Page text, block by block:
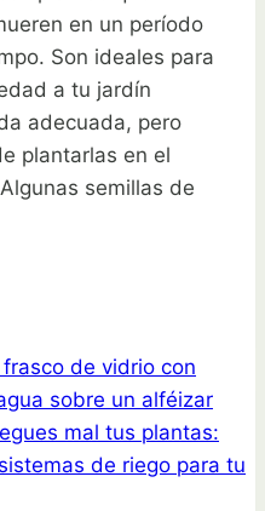
en un período
Son ideales para
a tu jardín
adecuada, pero
plantarlas en el
semillas de